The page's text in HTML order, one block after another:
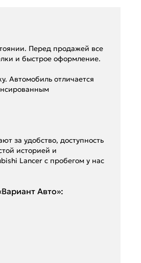
Перед продажей все
и быстрое оформление.
Автомобиль отличается
за удобство, доступность
историей и
Lancer с пробегом у нас
Авто»: